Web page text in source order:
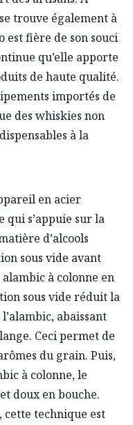
trouve également à
est fière de son souci
qu’elle apporte
de haute qualité.
importés de
des whiskies non
à la
en acier
s’appuie sur la
d’alcools
sous vide avant
à colonne en
sous vide réduit la
abaissant
Ceci permet de
du grain. Puis,
à colonne, le
doux en bouche.
cette technique est